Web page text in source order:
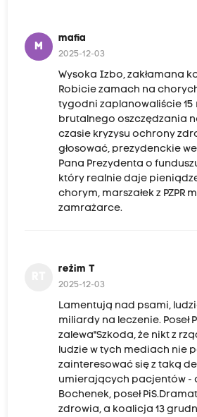
M
mafia
2025-12-03
Wysoka Izbo, zakłamana
Robicie zamach na
tygodni zaplanowaliście 15
brutalnego oszczędzania
czasie kryzysu ochrony
głosować, prezydenckie
Pana Prezydenta o
który realnie daje
chorym, marszałek z PZPR
zamrażarce.
reżim T
2025-12-03
Lamentują nad psami,
miliardy na leczenie. Poseł
zalewa"Szkoda, że nikt z
ludzie w tych mediach nie
zainteresować się z taką
umierających pacjentów -
Bochenek, poseł
zdrowia, a koalicja 13